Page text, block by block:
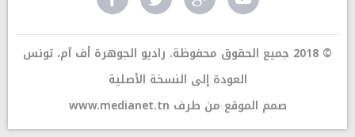
© 2018 جميع الحقوق محفوظة. راديو الجوهرة أف آم، تونس
العودة إلى النسخة الأصلية
www.medianet.tn صمم الموقع من طرف